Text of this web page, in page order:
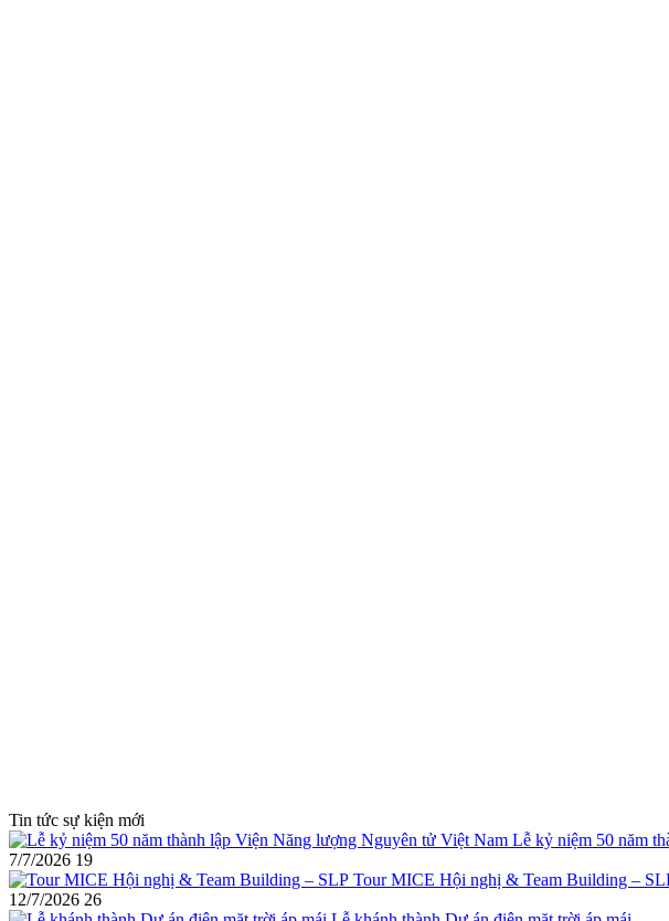
Tin tức sự kiện mới
Lễ kỷ niệm 50 năm
7/7/2026 19
Tour MICE Hội nghị & Team Building –
12/7/2026 26